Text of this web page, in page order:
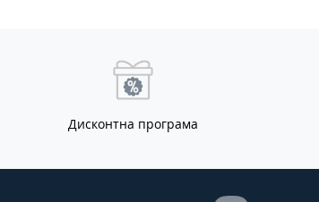
Дисконтна програма